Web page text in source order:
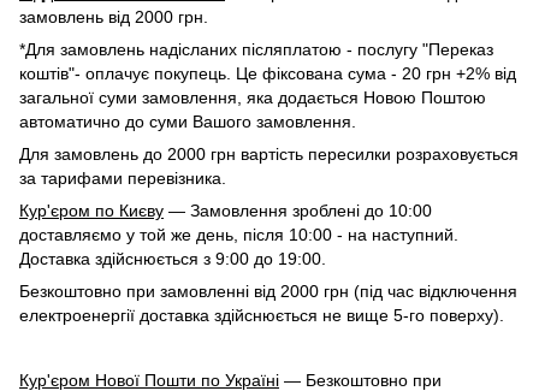
замовлень від 2000 грн.
*Для замовлень надісланих післяплатою - послугу "Переказ
коштів"- оплачує покупець. Це фіксована сума - 20 грн +2% від
загальної суми замовлення, яка додається Новою Поштою
автоматично до суми Вашого замовлення.
Для замовлень до 2000 грн вартість пересилки розраховується
за тарифами перевізника.
Кур'єром по Києву — Замовлення зроблені до 10:00
доставляємо у той же день, після 10:00 - на наступний.
Доставка здійснюється з 9:00 до 19:00.
Безкоштовно при замовленні від 2000 грн (під час відключення
електроенергії доставка здійснюється не вище 5-го поверху).
Кур'єром Нової Пошти по Україні — Безкоштовно при